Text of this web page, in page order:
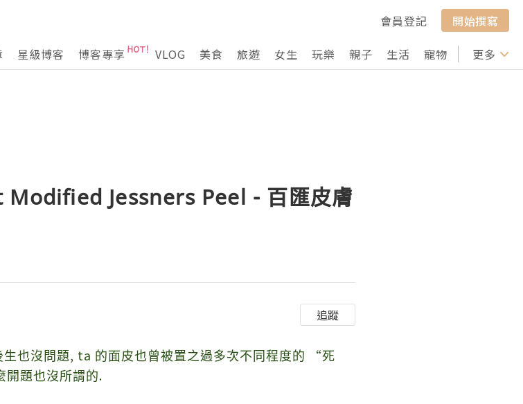
會員登記
開始撰寫
星級博客 博客專享 VLOG 美食 旅遊 女生 玩樂 親子 生活 寵物 行山 打卡
更多
Jessners Peel - 百匯皮膚
追蹤
也沒問題, ta 的面皮也曾被置之過多次不同程度的 “死
開題也沒所謂的.